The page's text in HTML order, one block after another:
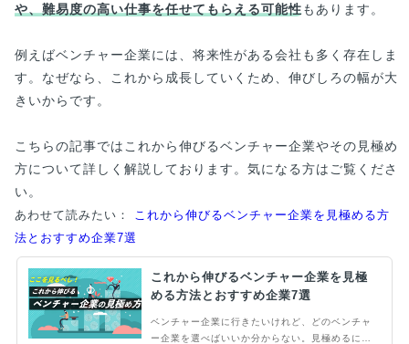
や、難易度の高い仕事を任せてもらえる可能性もあります。
例えばベンチャー企業には、将来性がある会社も多く存在しま
す。なぜなら、これから成長していくため、伸びしろの幅が大
きいからです。
こちらの記事ではこれから伸びるベンチャー企業やその見極め
方について詳しく解説しております。気になる方はご覧くださ
い。
あわせて読みたい：
これから伸びるベンチャー企業を見極める方
法とおすすめ企業7選
これから伸びるベンチャー企業を見極
める方法とおすすめ企業7選
ベンチャー企業に行きたいけれど、どのベンチャ
ー企業を選べばいいか分からない。見極めるには